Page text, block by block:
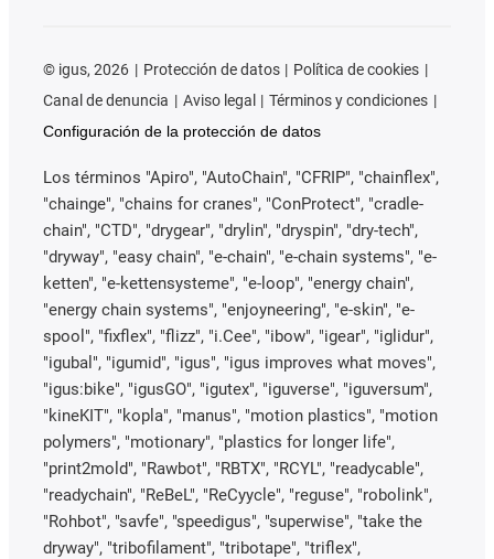
© igus, 2026 Protección de datos
Política de cookies
Canal de denuncia
Aviso legal
Términos y condiciones
Configuración de la protección de datos
Los términos "Apiro", "AutoChain", "CFRIP", "chainflex",
"chainge", "chains for cranes", "ConProtect", "cradle-
chain", "CTD", "drygear", "drylin", "dryspin", "dry-tech",
"dryway", "easy chain", "e-chain", "e-chain systems", "e-
ketten", "e-kettensysteme", "e-loop", "energy chain",
"energy chain systems", "enjoyneering", "e-skin", "e-
spool", "fixflex", "flizz", "i.Cee", "ibow", "igear", "iglidur",
"igubal", "igumid", "igus", "igus improves what moves",
"igus:bike", "igusGO", "igutex", "iguverse", "iguversum",
"kineKIT", "kopla", "manus", "motion plastics", "motion
polymers", "motionary", "plastics for longer life",
"print2mold", "Rawbot", "RBTX", "RCYL", "readycable",
"readychain", "ReBeL", "ReCyycle", "reguse", "robolink",
"Rohbot", "savfe", "speedigus", "superwise", "take the
dryway", "tribofilament", "tribotape", "triflex",